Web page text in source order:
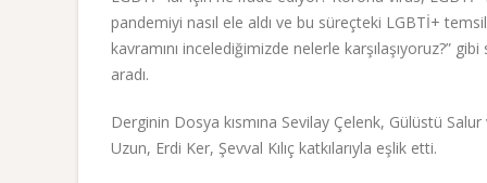
pandemiyi nasıl ele aldı ve bu süreçteki LGBTİ+
kavramını incelediğimizde nelerle karşılaşıyoruz?”
aradı.
Derginin Dosya kısmına Sevilay Çelenk, Gülüstü
Uzun, Erdi Ker, Şevval Kılıç katkılarıyla eşlik etti.